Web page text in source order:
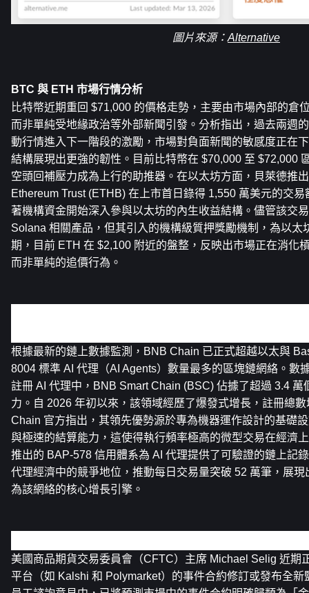
圖片來源： Alternative
BTC 與 ETH 市場行情分析
比特幣近期重回 $71,000 的價格走勢，主要由市場內部的倉
而非單純受地緣政治等外部新聞引發。分析指出，過去兩週
動行情進入下一階段的激勵，市場對負面新聞的敏感度正在
結構展現出更強的韌性。目前比特幣在 $70,000 至 $72,000
空頭回補壓力成為上行的助推器。在以太坊方面，貝萊德推
Ethereum Trust (ETHB) 在上市首日錄得 1,550 萬美元的交
著機構資金開始深入參與以太坊的內生收益結構。儘管該交
Solana 相關產品，但其引入的機構級質押獎勵機制，為以太
期，目前 ETH 在 $2,100 附近的盤整，反映出市場正在消化
而非單純的追價行為。
根據最新的鏈上數據監測，BNB Chain 已正式超越以太與
8004 標準 AI 代理（AI Agents）數量最多的區塊鏈網絡。數
註冊 AI 代理中，BNB Smart Chain (BSC) 佔據了超過 3.4 萬
力。自 2026 年初以來，該領域經歷了爆發式增長，註冊總
Chain 官方指出，其領先優勢源於專為機器運作設計的基礎
與極速的結算能力，這使得執行頻率極高的微型交易在經濟
推出的 BAP-578 信用體系為 AI 代理提供了可驗證的鏈上記
代理經濟中的競爭地位，推動每日交易量突破 52 萬筆，展
為該網絡的核心增長引擎。
美國商品期貨交易委員會（CFTC）主席 Michael Selig 近期
平台（如 Kalshi 和 Polymarket）的事件合約修訂或發布全